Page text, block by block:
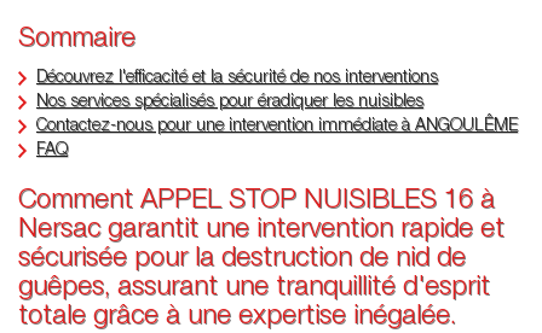
Sommaire
Découvrez l'efficacité et la sécurité de nos interventions
Nos services spécialisés pour éradiquer les nuisibles
Contactez-nous pour une intervention immédiate à ANGOULÊME
FAQ
Comment APPEL STOP NUISIBLES 16 à
Nersac garantit une intervention rapide et
sécurisée pour la destruction de nid de
guêpes, assurant une tranquillité d'esprit
totale grâce à une expertise inégalée.